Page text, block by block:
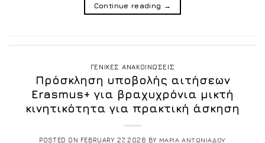
Continue reading →
ΓΕΝΙΚΕΣ ΑΝΑΚΟΙΝΩΣΕΙΣ
Πρόσκληση υποβολής αιτήσεων
Erasmus+ για βραχυχρόνια μικτή
κινητικότητα για πρακτική άσκηση
POSTED ON FEBRUARY 27, 2026 BY ΜΑΡΙΑ ΑΝΤΩΝΙΑΔΟΥ